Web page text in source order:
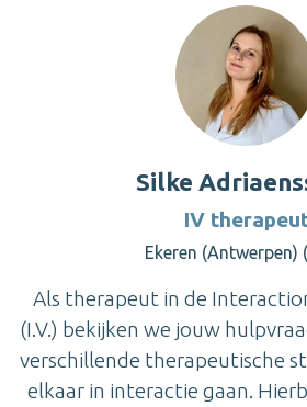
Silke
IV
Ekeren (Antwerpen)
Als therapeut in de
(I.V.) bekijken we jouw
verschillende therapeutische
elkaar in interactie gaan.